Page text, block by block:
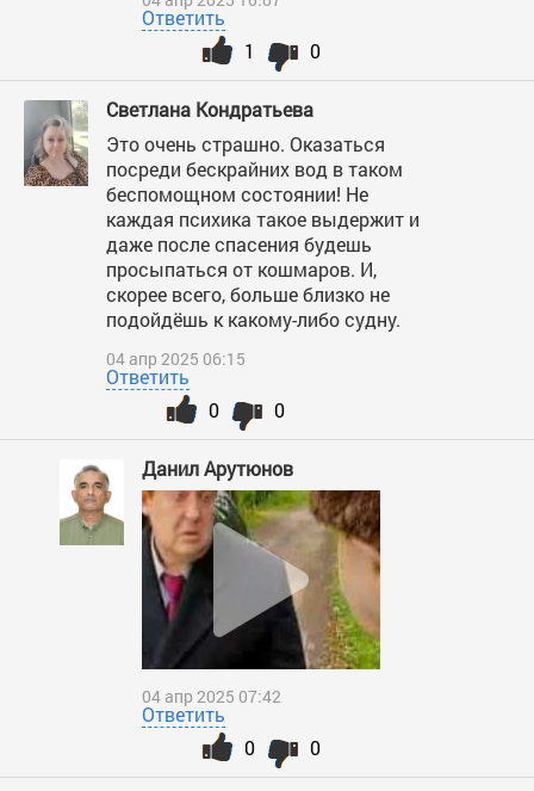
Ответить
0
1
Светлана Кондратьева
Это очень страшно. Оказаться
посреди бескрайних вод в таком
беспомощном состоянии! Не
каждая психика такое выдержит и
даже после спасения будешь
просыпаться от кошмаров. И,
скорее всего, больше близко не
подойдёшь к какому-либо судну.
04 апр 2025 06:15
Ответить
0
0
Данил Арутюнов
04 апр 2025 07:42
Ответить
0
0